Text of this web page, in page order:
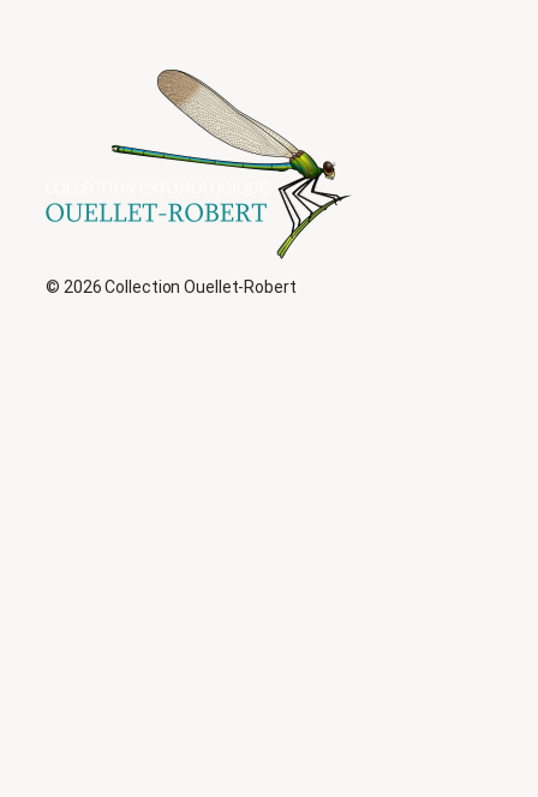
© 2026 Collection Ouellet-Robert